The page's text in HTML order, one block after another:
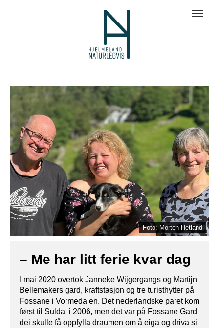
Foto: Morten Hetland
– Me har litt ferie kvar dag
I mai 2020 overtok Janneke Wijgergangs og Martijn
Bellemakers gard, kraftstasjon og tre turisthytter på
Fossane i Vormedalen. Det nederlandske paret kom
først til Suldal i 2006, men det var på Fossane Gard
dei skulle få oppfylla draumen om å eiga og driva si